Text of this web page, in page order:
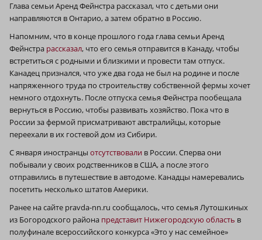
Глава семьи Аренд Фейнстра рассказал, что с детьми они
направляются в Онтарио, а затем обратно в Россию.
Напомним, что в конце прошлого года глава семьи Аренд
Фейнстра рассказал, что его семья отправится в Канаду, чтобы
встретиться с родными и близкими и провести там отпуск.
Канадец признался, что уже два года не был на родине и после
напряженного труда по строительству собственной фермы хочет
немного отдохнуть. После отпуска семья Фейнстра пообещала
вернуться в Россию, чтобы развивать хозяйство. Пока что в
России за фермой присматривают австралийцы, которые
переехали в их гостевой дом из Сибири.
С января иностранцы отсутствовали в России. Сперва они
побывали у своих родственников в США, а после этого
отправились в путешествие в автодоме. Канадцы намеревались
посетить несколько штатов Америки.
Ранее на сайте pravda-nn.ru сообщалось, что семья Лутошкиных
из Богородского района представит Нижегородскую область в
полуфинале всероссийского конкурса «Это у нас семейное»